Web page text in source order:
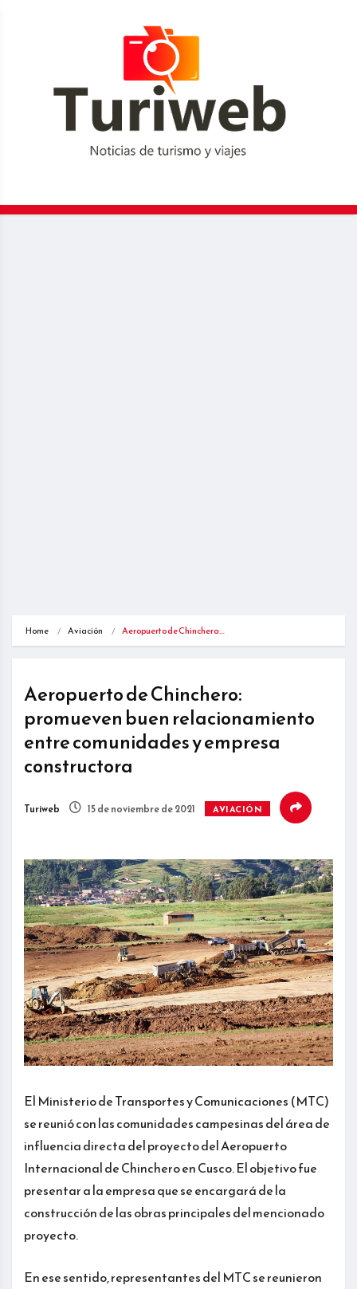
Home Aviación Aeropuerto de Chinchero:…
Aeropuerto de Chinchero:
promueven buen relacionamiento
entre comunidades y empresa
constructora
Turiweb 15 de noviembre de 2021 AVIACIÓN
El Ministerio de Transportes y Comunicaciones (MTC)
se reunió con las comunidades campesinas del área de
influencia directa del proyecto del Aeropuerto
Internacional de Chinchero en Cusco. El objetivo fue
presentar a la empresa que se encargará de la
construcción de las obras principales del mencionado
proyecto.
En ese sentido, representantes del MTC se reunieron